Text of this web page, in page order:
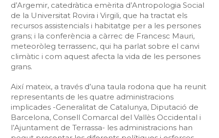
d’Argemir, catedràtica emèrita d’Antropologia Social
de la Universitat Rovira i Virgili, que ha tractat els
recursos assistencials i habitatge per a les persones
grans; i la conferència a càrrec de Francesc Mauri,
meteoròleg terrassenc, qui ha parlat sobre el canvi
climàtic i com aquest afecta la vida de les persones
grans.
Així mateix, a través d’una taula rodona que ha reunit
representants de les quatre administracions
implicades -Generalitat de Catalunya, Diputació de
Barcelona, Consell Comarcal del Vallès Occidental i
l’Ajuntament de Terrassa- les administracions han